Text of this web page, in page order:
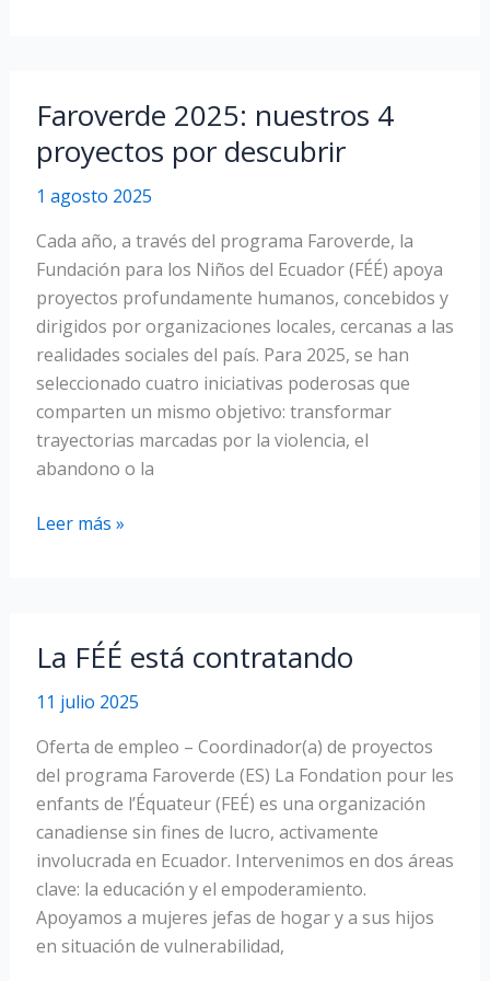
hivierno
2025
Faroverde 2025: nuestros 4
proyectos por descubrir
1 agosto 2025
Cada año, a través del programa Faroverde, la
Fundación para los Niños del Ecuador (FÉÉ) apoya
proyectos profundamente humanos, concebidos y
dirigidos por organizaciones locales, cercanas a las
realidades sociales del país. Para 2025, se han
seleccionado cuatro iniciativas poderosas que
comparten un mismo objetivo: transformar
trayectorias marcadas por la violencia, el
abandono o la
Faroverde
proyectos
por
descubrir
Leer más »
La FÉÉ está contratando
11 julio 2025
Oferta de empleo – Coordinador(a) de proyectos
del programa Faroverde (ES) La Fondation pour les
enfants de l’Équateur (FEÉ) es una organización
canadiense sin fines de lucro, activamente
involucrada en Ecuador. Intervenimos en dos áreas
clave: la educación y el empoderamiento.
Apoyamos a mujeres jefas de hogar y a sus hijos
en situación de vulnerabilidad,